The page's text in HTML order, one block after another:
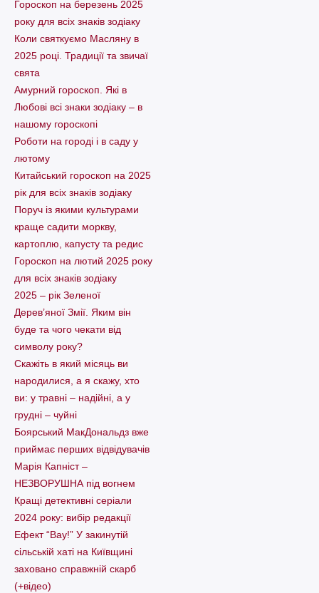
Гороскоп на березень 2025
року для всіх знаків зодіаку
Коли святкуємо Масляну в
2025 році. Традиції та звичаї
свята
Амурний гороскоп. Які в
Любові всі знаки зодіаку – в
нашому гороскопі
Pоботи на городі і в саду у
лютому
Китайський гороскоп на 2025
рік для всіх знаків зодіаку
Поруч із якими культурами
краще садити моркву,
картоплю, капусту та редис
Гороскоп на лютий 2025 року
для всіх знаків зодіаку
2025 – рік Зеленої
Дерев’яної Змії. Яким він
буде та чого чекати від
символу року?
Скажіть в який місяць ви
народилися, а я скажу, хто
ви: у травні – надійні, а у
грудні – чуйні
Боярський МакДональдз вже
приймає перших відвідувачів
Марія Капніст –
НЕЗВОРУШНА під вогнем
Кращі детективні серіали
2024 року: вибір редакції
Ефект “Вау!” У закинутій
сільській хаті на Київщині
заховано справжній скарб
(+відео)